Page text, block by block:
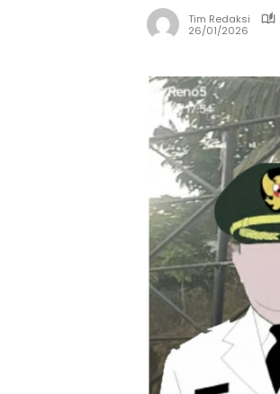
Tim Redaksi
26/01/2026